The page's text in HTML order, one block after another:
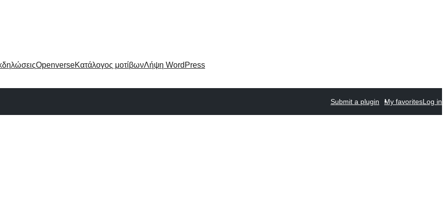
OpenverseΚατάλογος μοτίβωνΛήψη WordPress
Submit a plugin My favoritesLog in